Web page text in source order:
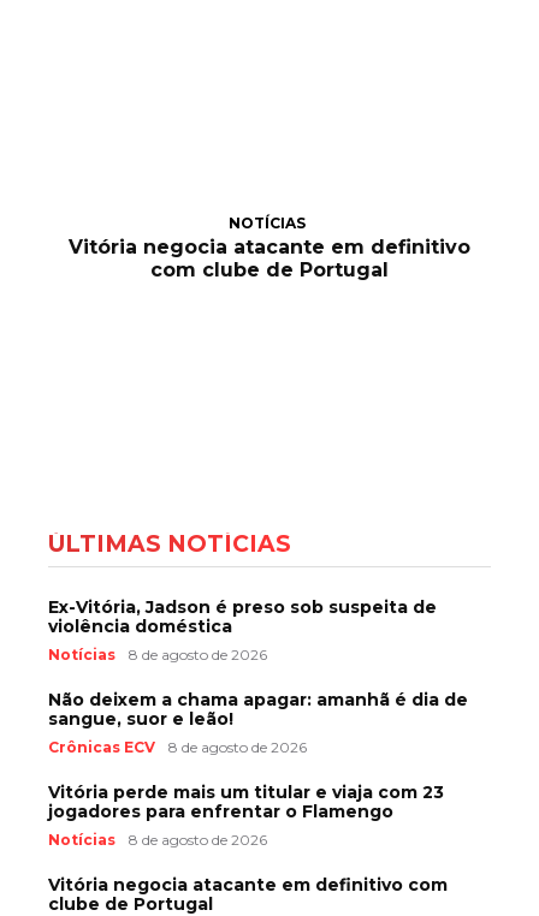
NOTÍCIAS
Vitória negocia atacante em definitivo
com clube de Portugal
ÚLTIMAS NOTÍCIAS
Ex-Vitória, Jadson é preso sob suspeita de
violência doméstica
Notícias 8 de agosto de 2026
Não deixem a chama apagar: amanhã é dia de
sangue, suor e leão!
Crônicas ECV 8 de agosto de 2026
Vitória perde mais um titular e viaja com 23
jogadores para enfrentar o Flamengo
Notícias 8 de agosto de 2026
Vitória negocia atacante em definitivo com
clube de Portugal